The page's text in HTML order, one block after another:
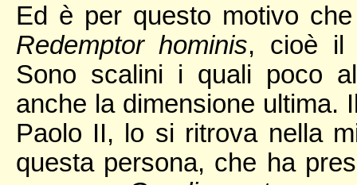
Ed è per questo motivo
Redemptor hominis, cioè il
Sono scalini i quali poco
anche la dimensione ultima.
Paolo II, lo si ritrova nella
questa persona, che ha